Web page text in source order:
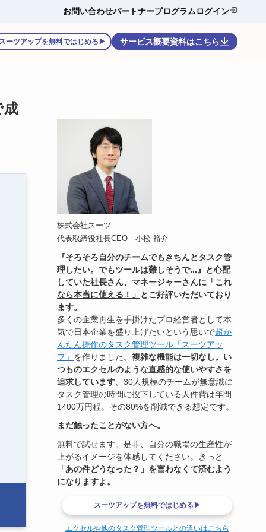
お問い合わせパートナープログラムログイン
ーツアップを無料ではじめる▶ サービス概要資料はこちら
成
株式会社スーツ
代表取締役社長CEO 小松 裕介
『そろそろ自分のチームでもきちんとタスク管
理したい。でもツールは難しそうで...』と心配
していた社長さん、マネージャーさんに 「これ
なら本当に使える！」 とご好評いただいており
ます。
多くの企業再生を手掛けたプロ経営者として本
気で日本企業を盛り上げたいという思いで超か
んたん操作のタスク管理ツール「スーツアッ
プ」 を作りました。 複雑な機能は一切なし。い
つものエクセルのような直感的な使いやすさを
追求しています。 30人規模のチームが無意識に
タスク管理の時間に投下している人件費は年間
1400万円程。その80%を削減できる想定です。
まだ触ったことがない方へ。
無料で試せます。是非、自分の職場の生産性が
上がるイメージを体感してください。きっと
「あの件どうなった？」を言わなくて済むよう
になりますよ。
スーツアップを無料ではじめる▶
エクセルや他のタスク管理ツールとの違いはこちら